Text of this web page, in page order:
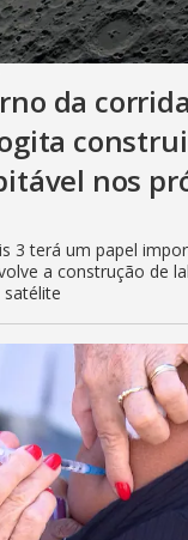
da
nos
3 terá um papel
a construção de
satélite